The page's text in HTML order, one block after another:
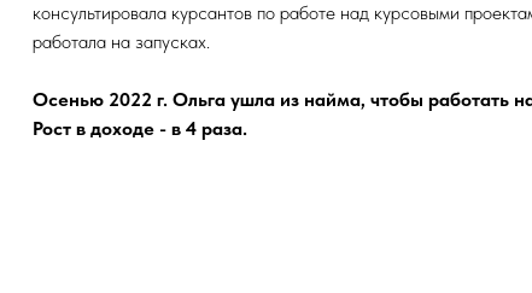
консультировала курсантов по работе над курсовыми
работала на запусках.
Осенью 2022 г. Ольга ушла из найма, чтобы работать
Рост в доходе - в 4 раза.